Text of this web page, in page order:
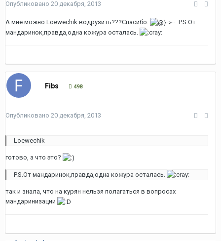
Опубликовано 20 декабря, 2013
А мне можно Loewechik водрузить???Спасибо.
P.S.От
мандаринок,правда,одна кожура осталась.
Fibs 498
Опубликовано 20 декабря, 2013
Loewechik
готово, а что это?
P.S.От мандаринок,правда,одна кожура осталась.
так и знала, что на курян нельзя полагаться в вопросах
мандаринизации